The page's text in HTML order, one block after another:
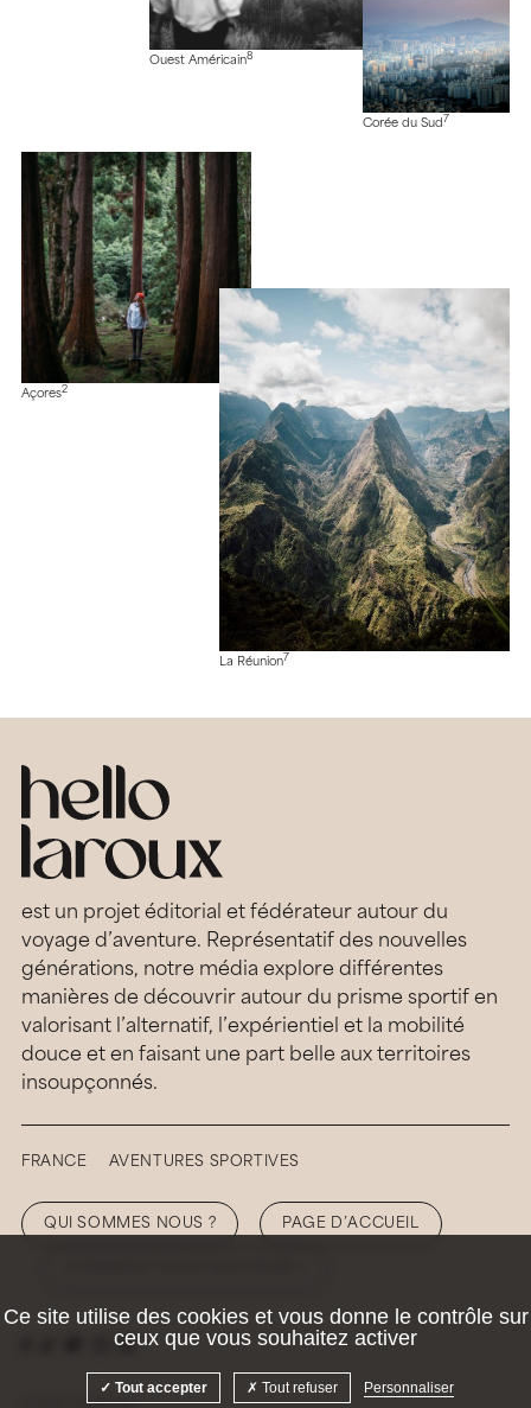
Ouest Américain8
Corée du Sud 7
Açores2
La Réunion7
est un projet éditorial et fédérateur autour du
voyage d’aventure. Représentatif des nouvelles
générations, notre média explore différentes
manières de découvrir autour du prisme sportif en
valorisant l’alternatif, l’expérientiel et la mobilité
douce et en faisant une part belle aux territoires
insoupçonnés.
FRANCE AVENTURES SPORTIVES
QUI SOMMES NOUS ? PAGE D’ACCUEIL
© 2026 Hellolaroux
Ce site utilise des cookies et vous donne le contrôle sur
ceux que vous souhaitez activer
Tout accepter Tout refuser Personnaliser